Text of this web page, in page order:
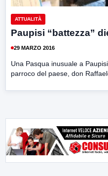
ATTUALITÀ
Paupisi “battezza”
29 MARZO 2016
Una Pasqua inusuale a
parroco del paese, don